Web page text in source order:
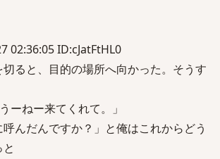
02:36:05 ID:cJatFtHL0
ると、目的の場所へ向かった。そうす
ーねー来てくれて。」
んだんですか？」と俺はこれからどう